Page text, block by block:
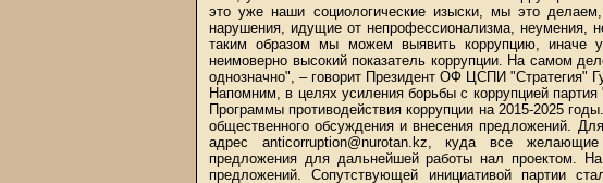
это уже наши социологические изыски, мы это
нарушения, идущие от непрофессионализма, неумения,
таким образом мы можем выявить коррупцию,
неимоверно высокий показатель коррупции. На самом
однозначно", – говорит Президент ОФ ЦСПИ "Стратегия"
Напомним, в целях усиления борьбы с коррупцией
Программы противодействия коррупции на 2015-2025
общественного обсуждения и внесения предложений.
адрес anticorruption@nurotan.kz, куда все
предложения для дальнейшей работы нал проектом.
предложений. Сопутствующей инициативой партии